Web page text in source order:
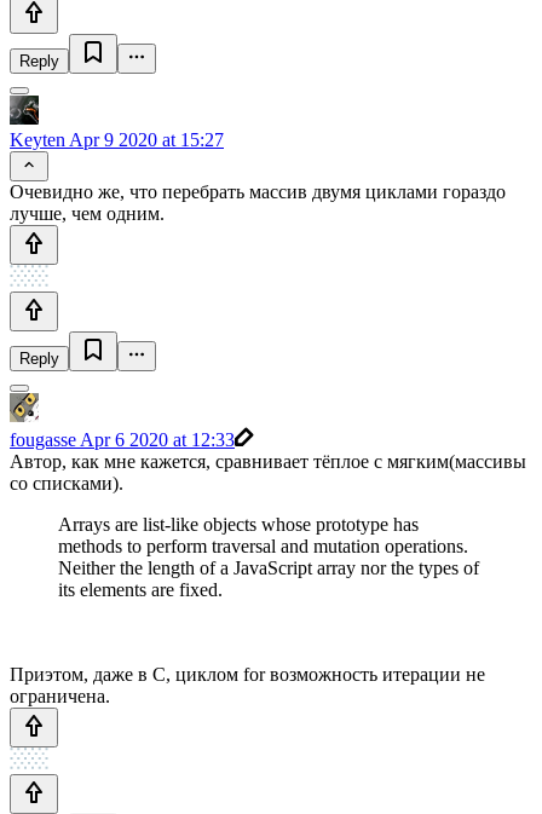
Reply
Keyten Apr 9 2020 at 15:27
Очевидно же, что перебрать массив двумя циклами гораздо
лучше, чем одним.
Reply
fougasse Apr 6 2020 at 12:33
Автор, как мне кажется, сравнивает тёплое с мягким(массивы
со списками).
Arrays are list-like objects whose prototype has
methods to perform traversal and mutation operations.
Neither the length of a JavaScript array nor the types of
its elements are fixed.
Приэтом, даже в С, циклом for возможность итерации не
ограничена.